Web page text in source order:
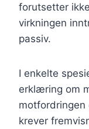
forutsetter
virkningen
passiv.
I enkelte
erklæring om
krever